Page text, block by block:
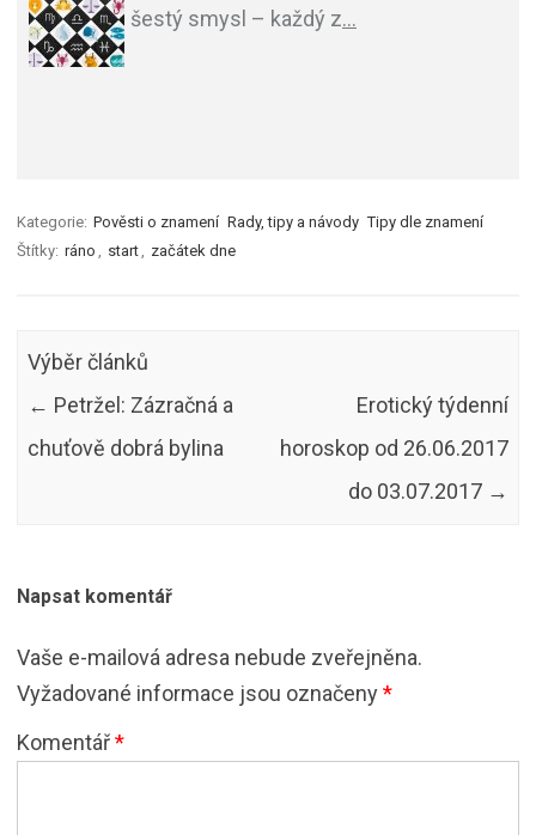
šestý smysl – každý z…
Kategorie: Pověsti o znamení Rady, tipy a návody Tipy dle znamení
Štítky: ráno start začátek dne
Výběr článků
← Petržel: Zázračná a
chuťově dobrá bylina
Erotický týdenní
horoskop od 26.06.2017
do 03.07.2017 →
Napsat komentář
Vaše e-mailová adresa nebude zveřejněna.
Vyžadované informace jsou označeny*
Komentář*